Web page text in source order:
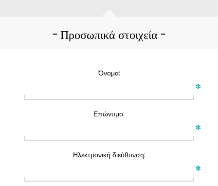
Προσωπικά στοιχεία
Όνομα:
*
Επώνυμο:
*
Ηλεκτρονική διεύθυνση:
*